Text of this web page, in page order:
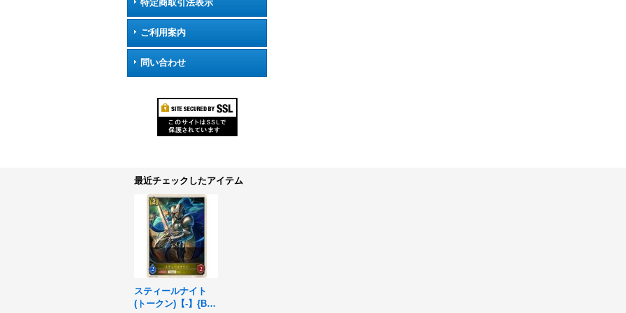
特定商取引法表示
ご利用案内
問い合わせ
最近チェックしたアイテム
スティールナイト
(トークン)【-】{BP1